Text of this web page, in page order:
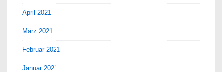
April 2021
März 2021
Februar 2021
Januar 2021